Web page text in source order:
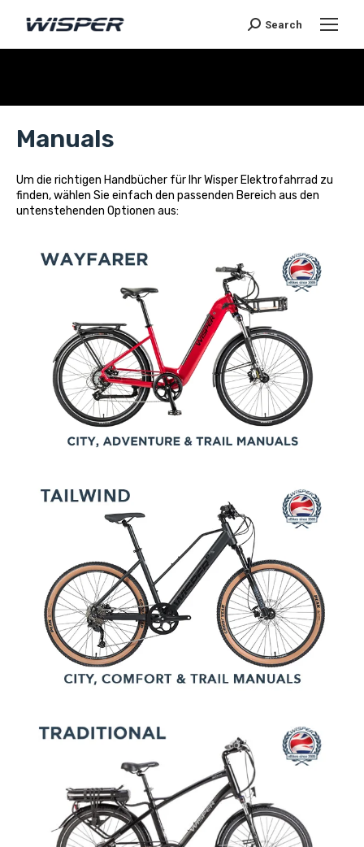
Search
Manuals
Um die richtigen Handbücher für Ihr Wisper Elektrofahrrad zu
finden, wählen Sie einfach den passenden Bereich aus den
untenstehenden Optionen aus: